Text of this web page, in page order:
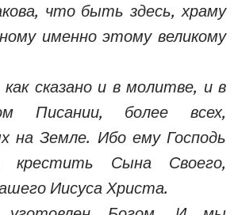
что быть здесь, храму
именно этому великому
сказано и в молитве, и в
Писании, более всех,
на Земле. Ибо ему Господь
крестить Сына Своего,
Иисуса Христа.